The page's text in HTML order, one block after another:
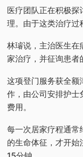
医疗团队正在积极探
理。由于这类治疗过
林璿说，主治医生在
家治疗，并征询患者
这项登门服务获全
作，由公司安排护士
费用。
每一次居家疗程通常
的生命体征，才开